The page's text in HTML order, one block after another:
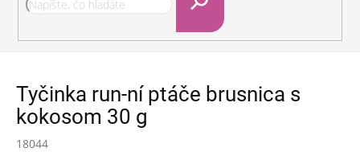
Tyčinka run-ní ptáče brusnica s
kokosom 30 g
18044